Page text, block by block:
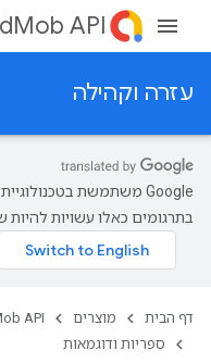
API
עזרה וקהילה
בתרגומים כאלו עשויות להיות
דף הבית מוצרים API
ספריות ודוגמאות